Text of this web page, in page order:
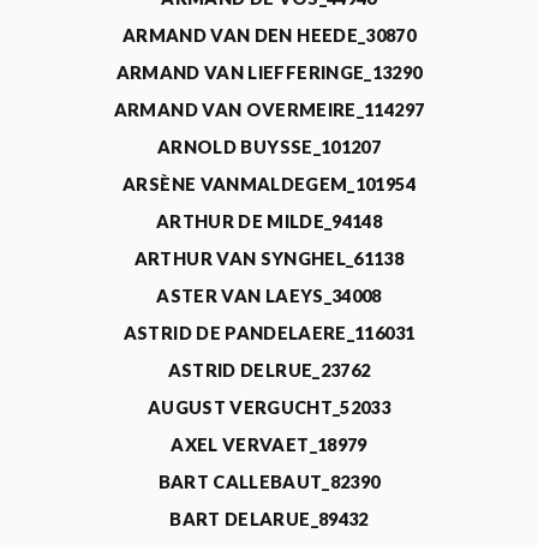
ARMAND VAN DEN HEEDE_30870
ARMAND VAN LIEFFERINGE_13290
ARMAND VAN OVERMEIRE_114297
ARNOLD BUYSSE_101207
ARSÈNE VANMALDEGEM_101954
ARTHUR DE MILDE_94148
ARTHUR VAN SYNGHEL_61138
ASTER VAN LAEYS_34008
ASTRID DE PANDELAERE_116031
ASTRID DELRUE_23762
AUGUST VERGUCHT_52033
AXEL VERVAET_18979
BART CALLEBAUT_82390
BART DELARUE_89432